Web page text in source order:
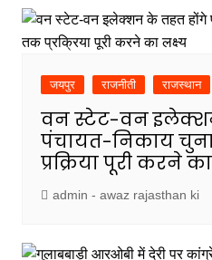
जयपुर राजनीती राजस्थान
वन स्टेट-वन
पंचायत-निकाय
प्रक्रिया पूरी करने
admin - awaz rajasthan ki